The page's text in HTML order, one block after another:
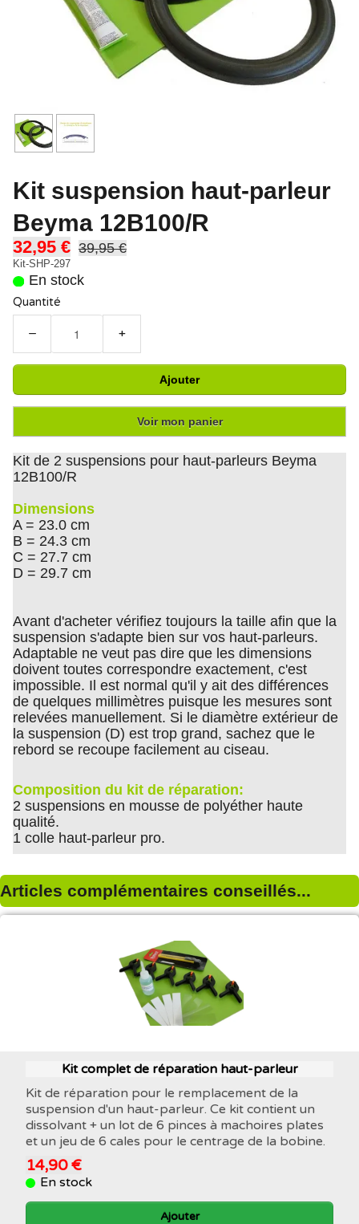
Kit suspension haut-parleur
Beyma 12B100/R
32,95 € 39,95 €
Kit-SHP-297
En stock
Quantité
− +
Ajouter
Voir mon panier
Kit de 2 suspensions pour haut-parleurs Beyma
12B100/R
Dimensions
A = 23.0 cm
B = 24.3 cm
C = 27.7 cm
D = 29.7 cm
Avant d'acheter vérifiez toujours la taille afin que la
suspension s'adapte bien sur vos haut-parleurs.
Adaptable ne veut pas dire que les dimensions
doivent toutes correspondre exactement, c'est
impossible. Il est normal qu'il y ait des différences
de quelques millimètres puisque les mesures sont
relevées manuellement. Si le diamètre extérieur de
la suspension (D) est trop grand, sachez que le
rebord se recoupe facilement au ciseau.
Composition du kit de réparation:
2 suspensions en mousse de polyéther haute
qualité.
1 colle haut-parleur pro.
Articles complémentaires conseillés...
Kit complet de réparation haut-parleur
Kit de réparation pour le remplacement de la
suspension d'un haut-parleur. Ce kit contient un
dissolvant + un lot de 6 pinces à machoires plates
et un jeu de 6 cales pour le centrage de la bobine.
14,90 €
En stock
Ajouter